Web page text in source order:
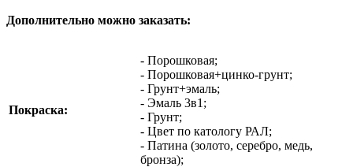
Дополнительно можно заказать:
Покраска:
- Порошковая;
- Порошковая+цинко-грунт;
- Грунт+эмаль;
- Эмаль 3в1;
- Грунт;
- Цвет по катологу РАЛ;
- Патина (золото, серебро, медь,
бронза);